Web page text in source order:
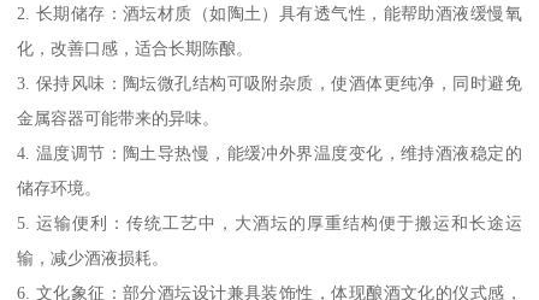
2. 长期储存：酒坛材质（如陶土）具有透气性，能帮助酒液缓慢氧
化，改善口感，适合长期陈酿。
3. 保持风味：陶坛微孔结构可吸附杂质，使酒体更纯净，同时避免
金属容器可能带来的异味。
4. 温度调节：陶土导热慢，能缓冲外界温度变化，维持酒液稳定的
储存环境。
5. 运输便利：传统工艺中，大酒坛的厚重结构便于搬运和长途运
输，减少酒液损耗。
6. 文化象征：部分酒坛设计兼具装饰性，体现酿酒文化的仪式感，